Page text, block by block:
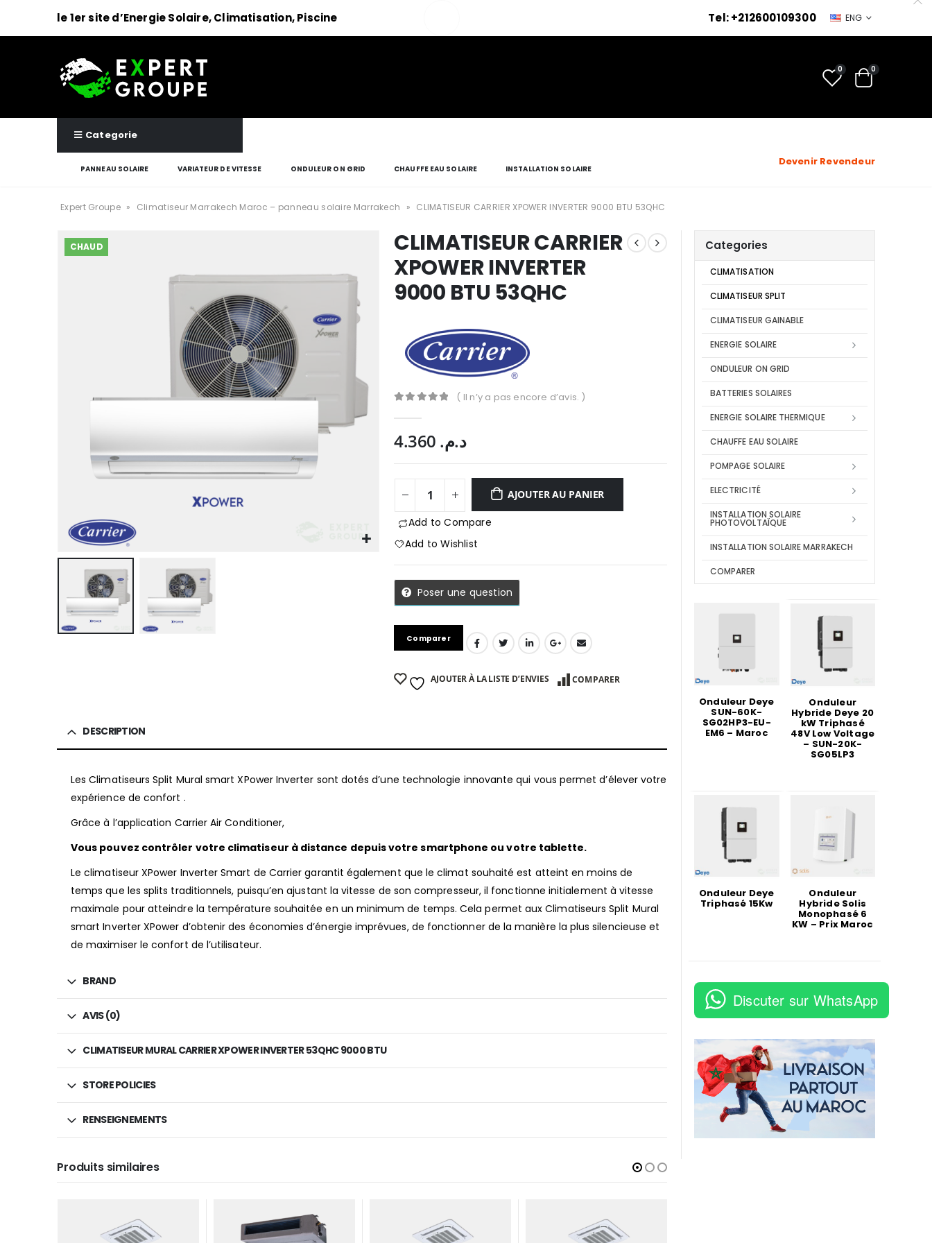
le 1er site d’Energie Solaire, Climatisation, Piscine Tel: +212600109300 ENG
0 0
Categorie
PANNEAU SOLAIRE VARIATEUR DE VITESSE ONDULEUR ON GRID CHAUFFE EAU SOLAIRE INSTALLATION SOLAIRE
Devenir Revendeur
Expert Groupe » Climatiseur Marrakech Maroc – panneau solaire Marrakech » CLIMATISEUR CARRIER XPOWER INVERTER 9000 BTU 53QHC
CHAUD
CLIMATISEUR CARRIER
XPOWER INVERTER
9000 BTU 53QHC
( Il n’y a pas encore d’avis. )
د.م.
AJOUTER AU PANIER
Add to Compare
Add to Wishlist
Poser une question
Comparer
AJOUTER À LA LISTE D’ENVIES COMPARER
DESCRIPTION
Les Climatiseurs Split Mural smart XPower Inverter sont dotés d’une technologie innovante qui vous permet d’élever votre
expérience de confort .
Grâce à l’application Carrier Air Conditioner,
Vous pouvez contrôler votre climatiseur à distance depuis votre smartphone ou votre tablette.
Le climatiseur XPower Inverter Smart de Carrier garantit également que le climat souhaité est atteint en moins de
temps que les splits traditionnels, puisqu’en ajustant la vitesse de son compresseur, il fonctionne initialement à vitesse
maximale pour atteindre la température souhaitée en un minimum de temps. Cela permet aux Climatiseurs Split Mural
smart Inverter XPower d’obtenir des économies d’énergie imprévues, de fonctionner de la manière la plus silencieuse et
de maximiser le confort de l’utilisateur.
BRAND
AVIS (0)
CLIMATISEUR MURAL CARRIER XPOWER INVERTER 53QHC 9000 BTU
STORE POLICIES
RENSEIGNEMENTS
Produits similaires
Categories
CLIMATISATION
CLIMATISEUR SPLIT
CLIMATISEUR GAINABLE
ENERGIE SOLAIRE
ONDULEUR ON GRID
BATTERIES SOLAIRES
ENERGIE SOLAIRE THERMIQUE
CHAUFFE EAU SOLAIRE
POMPAGE SOLAIRE
ELECTRICITÉ
INSTALLATION SOLAIRE
PHOTOVOLTAÏQUE
INSTALLATION SOLAIRE MARRAKECH
COMPARER
Onduleur Deye
SUN-60K-
SG02HP3-EU-
EM6 – Maroc
Onduleur
Hybride Deye 20
kW Triphasé
48V Low Voltage
– SUN-20K-
SG05LP3
Onduleur Deye
Triphasé 15Kw
Onduleur
Hybride Solis
Monophasé 6
KW – Prix Maroc
Discuter sur WhatsApp